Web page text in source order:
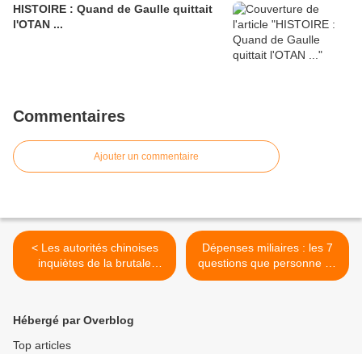
HISTOIRE : Quand de Gaulle quittait
l'OTAN ...
Commentaires
Ajouter un commentaire
< Les autorités chinoises
inquiètes de la brutale
disparition de Julien
Dépenses miliaires : les 7
questions que personne ne
pose jamais >
Hébergé par Overblog
Top articles